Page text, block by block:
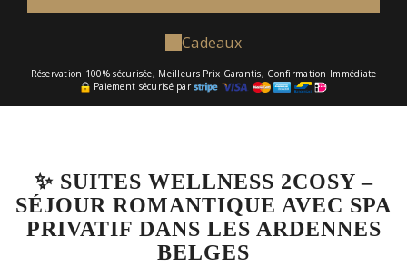
Cadeaux
Réservation 100% sécurisée, Meilleurs Prix Garantis, Confirmation Immédiate
Paiement sécurisé par
✨ SUITES WELLNESS 2COSY –
SÉJOUR ROMANTIQUE AVEC SPA
PRIVATIF DANS LES ARDENNES
BELGES